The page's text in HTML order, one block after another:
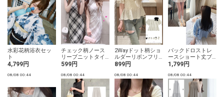
水彩花柄浴衣セッ
ト
4,799円
チェック柄ノース
リーブニットタイ
トロングワンピー
599円
2Wayドット柄ショ
ルダーリボンフリ
ルブラウス
899円
バックドロストレ
ースショート丈ブ
ラウス
1,799円
08/08 00:44 08/08 00:44 08/08 00:44 08/08 00:44